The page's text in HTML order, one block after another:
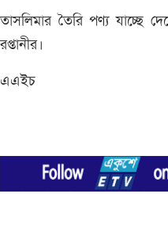
তাসলিমার তৈরি পণ্য যাচ্ছে
রপ্তানীর।
এএইচ